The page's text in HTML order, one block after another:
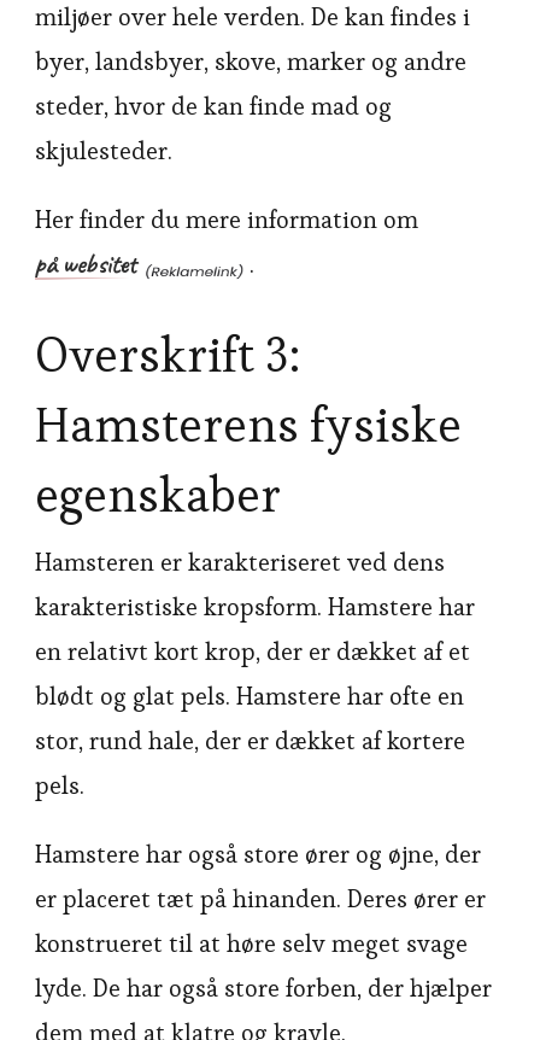
miljøer over hele verden. De kan findes i
byer, landsbyer, skove, marker og andre
steder, hvor de kan finde mad og
skjulesteder.
Her finder du mere information om
på websitet .
Overskrift 3:
Hamsterens fysiske
egenskaber
Hamsteren er karakteriseret ved dens
karakteristiske kropsform. Hamstere har
en relativt kort krop, der er dækket af et
blødt og glat pels. Hamstere har ofte en
stor, rund hale, der er dækket af kortere
pels.
Hamstere har også store ører og øjne, der
er placeret tæt på hinanden. Deres ører er
konstrueret til at høre selv meget svage
lyde. De har også store forben, der hjælper
dem med at klatre og kravle.